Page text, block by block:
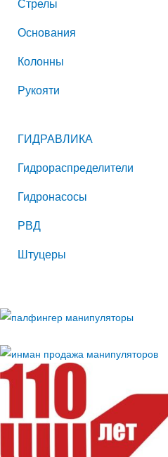
Стрелы
Основания
Колонны
Рукояти
ГИДРАВЛИКА
Гидрораспределители
Гидронасосы
РВД
Штуцеры